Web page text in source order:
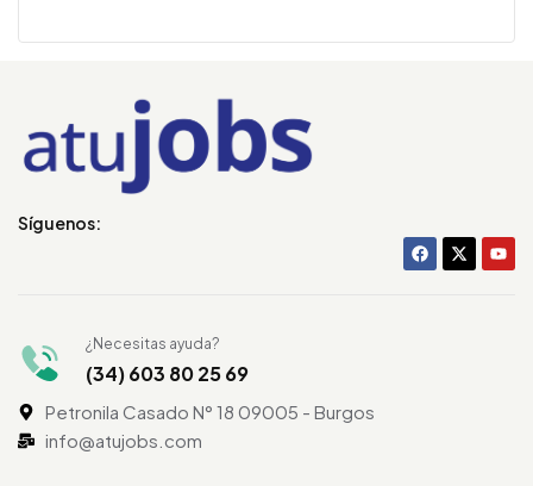
Síguenos:
¿Necesitas ayuda?
(34) 603 80 25 69
Petronila Casado N° 18 09005 - Burgos
info@atujobs.com